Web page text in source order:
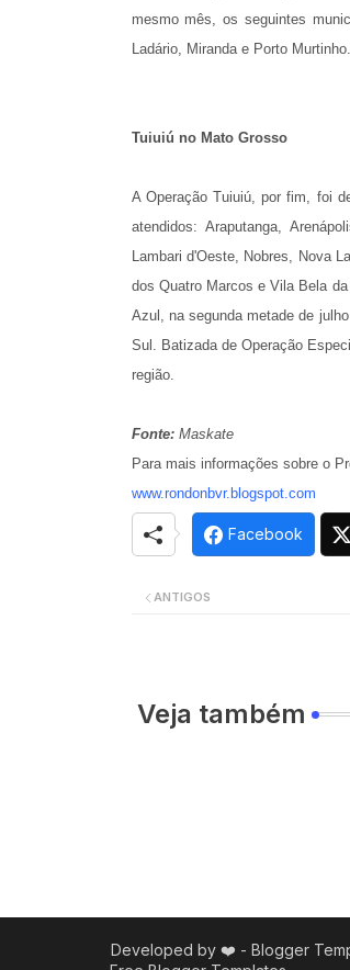
mesmo mês, os seguintes
Ladário, Miranda e Porto Murtinho.
Tuiuiú no Mato Grosso
A Operação Tuiuiú, por fim, foi
atendidos: Araputanga,
Lambari d'Oeste, Nobres, Nova
dos Quatro Marcos e Vila Bela
Azul, na segunda metade de
Sul. Batizada de Operação
região.
Fonte:Maskate
Para mais informações sobre o
www.rondonbvr.blogspot.com
Facebook
ANTIGOS
Veja também
Developed by ❤️ - Blogger